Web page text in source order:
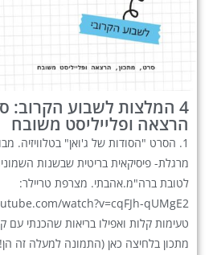
4 המלצות לשבוע הקרוב:
הרצאה ופלייליסט משובח
1. הסרט "הסודות של ג'ואן" בטלוויזיה.
מרגלת- פיסיקאית בריטית שבשנות
לטובת ברה"מ.אהבתי. מצרפת טריילר:
טעימות קלות ואפילו בריאות שהכנתי